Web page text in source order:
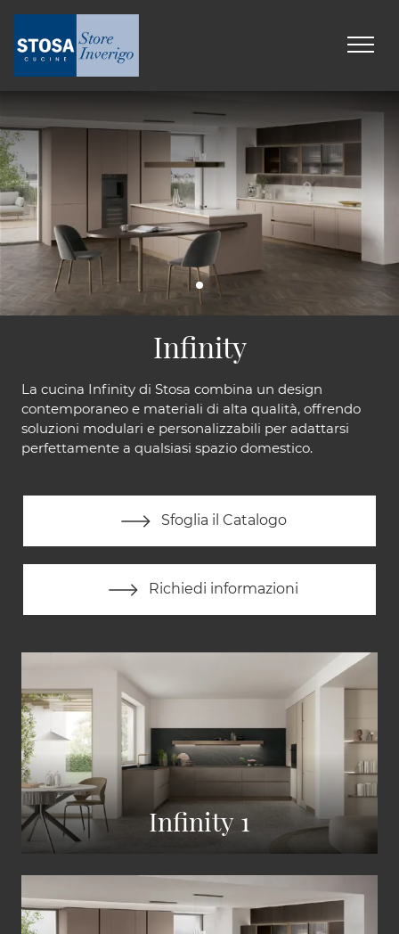
Infinity 1
Infinity
La cucina Infinity di Stosa combina un design
contemporaneo e materiali di alta qualità, offrendo
soluzioni modulari e personalizzabili per adattarsi
perfettamente a qualsiasi spazio domestico.
Sfoglia il Catalogo
Richiedi informazioni